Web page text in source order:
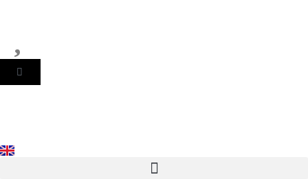
springen
WARENKORB